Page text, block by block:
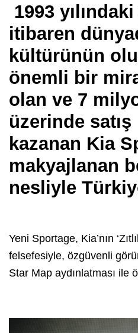
1993
itibaren
kültürünün
önemli bir
olan ve 7
üzerinde satış
kazanan Kia
makyajlanan
nesliyle
Yeni Sportage, Kia’nın
felsefesiyle, özgüvenli
Star Map aydınlatması ile